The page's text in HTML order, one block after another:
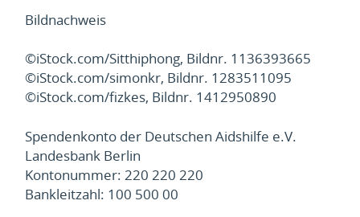
Bildnachweis
©iStock.com/Sitthiphong, Bildnr. 1136393665
©iStock.com/simonkr, Bildnr. 1283511095
©iStock.com/fizkes, Bildnr. 1412950890
Spendenkonto der Deutschen Aidshilfe e.V.
Landesbank Berlin
Kontonummer: 220 220 220
Bankleitzahl: 100 500 00